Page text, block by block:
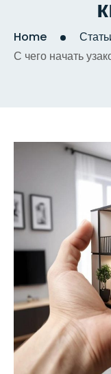
Home
С чего начать